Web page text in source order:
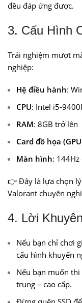
đều đáp ứng được.
3. Cấu Hình
Trải nghiệm mượt
nghiệp:
Hệ điều hành:
CPU: Intel i5-
RAM: 8GB trở lên
Card đồ họa
Màn hình: 144Hz
👉 Đây là lựa chọn
Valorant chuyên
4. Lời
Nếu bạn chỉ chơi
cấu hình khuyến
Nếu bạn muốn
trung – cao cấp.